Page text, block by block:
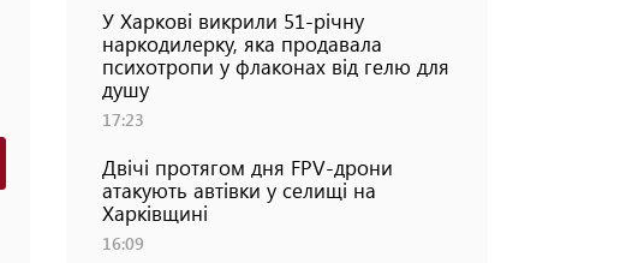
У Харкові викрили 51-річну
наркодилерку, яка продавала
психотропи у флаконах від гелю для
душу
17:23
Двічі протягом дня FPV-дрони
атакують автівки у селищі на
Харківщині
16:09